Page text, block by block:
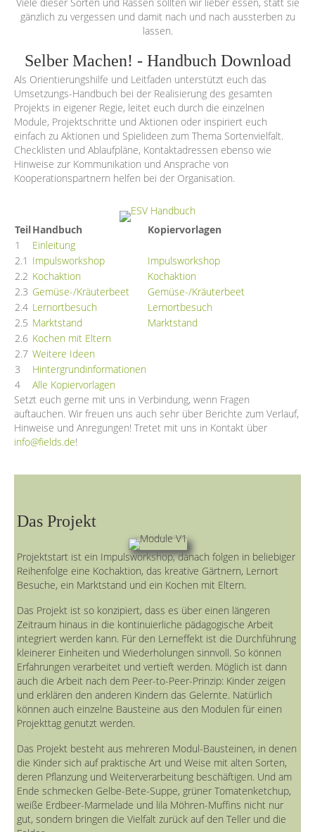
Viele dieser Sorten und Rassen sollten wir lieber essen, statt sie
gänzlich zu vergessen und damit nach und nach aussterben zu
lassen.
Selber Machen! - Handbuch Download
Als Orientierungshilfe und Leitfaden unterstützt euch das
Umsetzungs-Handbuch bei der Realisierung des gesamten
Projekts in eigener Regie, leitet euch durch die einzelnen
Module, Projektschritte und Aktionen oder inspiriert euch
einfach zu Aktionen und Spielideen zum Thema Sortenvielfalt.
Checklisten und Ablaufpläne, Kontaktadressen ebenso wie
Hinweise zur Kommunikation und Ansprache von
Kooperationspartnern helfen bei der Organisation.
TeilHandbuch
Kopiervorlagen
1
Einleitung
2.1 Impulsworkshop
Impulsworkshop
2.2 Kochaktion
Kochaktion
2.3 Gemüse-/Kräuterbeet
Gemüse-/Kräuterbeet
2.4 Lernortbesuch
Lernortbesuch
2.5 Marktstand
Marktstand
2.6 Kochen mit Eltern
2.7 Weitere Ideen
3
Hintergrundinformationen
4
Alle Kopiervorlagen
Setzt euch gerne mit uns in Verbindung, wenn Fragen
auftauchen. Wir freuen uns auch sehr über Berichte zum Verlauf,
Hinweise und Anregungen! Tretet mit uns in Kontakt über
info@fields.de!
Das Projekt
Projektstart ist ein Impulsworkshop, danach folgen in beliebiger
Reihenfolge eine Kochaktion, das kreative Gärtnern, Lernort
Besuche, ein Marktstand und ein Kochen mit Eltern.
Das Projekt ist so konzipiert, dass es über einen längeren
Zeitraum hinaus in die kontinuierliche pädagogische Arbeit
integriert werden kann. Für den Lerneffekt ist die Durchführung
kleinerer Einheiten und Wiederholungen sinnvoll. So können
Erfahrungen verarbeitet und vertieft werden. Möglich ist dann
auch die Arbeit nach dem Peer-to-Peer-Prinzip: Kinder zeigen
und erklären den anderen Kindern das Gelernte. Natürlich
können auch einzelne Bausteine aus den Modulen für einen
Projekttag genutzt werden.
Das Projekt besteht aus mehreren Modul-Bausteinen, in denen
die Kinder sich auf praktische Art und Weise mit alten Sorten,
deren Pflanzung und Weiterverarbeitung beschäftigen. Und am
Ende schmecken Gelbe-Bete-Suppe, grüner Tomatenketchup,
weiße Erdbeer-Marmelade und lila Möhren-Muffins nicht nur
gut, sondern bringen die Vielfalt zurück auf den Teller und die